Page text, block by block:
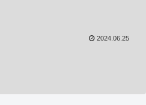
2024.06.25